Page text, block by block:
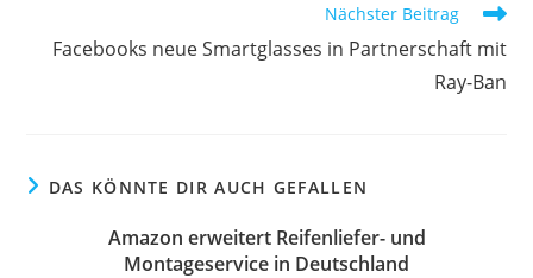
Nächster Beitrag
Facebooks neue Smartglasses in Partnerschaft mit
Ray-Ban
DAS KÖNNTE DIR AUCH GEFALLEN
Amazon erweitert Reifenliefer- und
Montageservice in Deutschland